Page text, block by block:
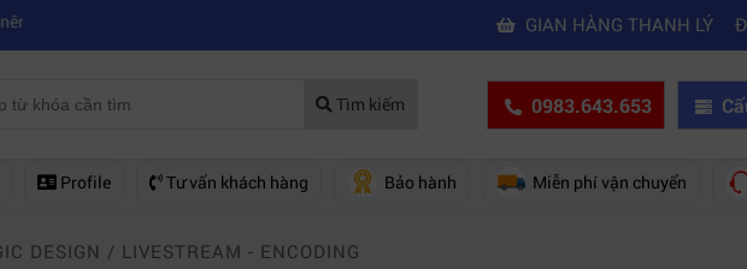
hãng nào? Mách bạn 5 cách khắc phục laptop không kết nối được wifi|Kinh nghiệm chọn
GIAN HÀNG THANH LÝ
Tìm kiếm 0983.643.653
Profile Tư vấn khách hàng Bảo hành Miễn phí vận chuyển
DESIGN / LIVESTREAM - ENCODING